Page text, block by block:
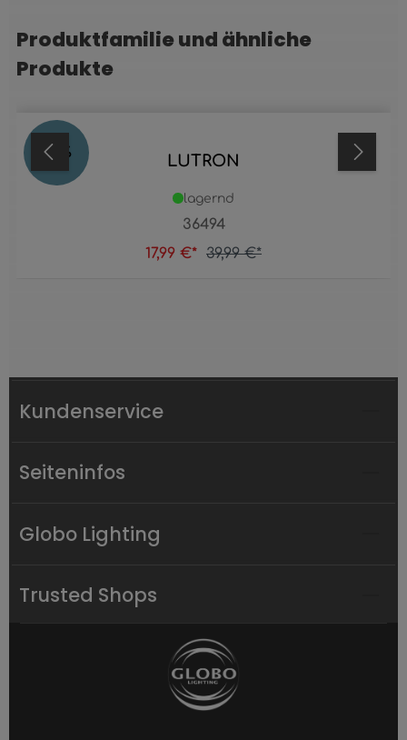
Produktgalerie überspringen
Produktfamilie und ähnliche
Produkte
55 % LUTRON
36494
lagernd
17,99 €* 39,99 €*
Kundenservice
Seiteninfos
Globo Lighting
Trusted Shops